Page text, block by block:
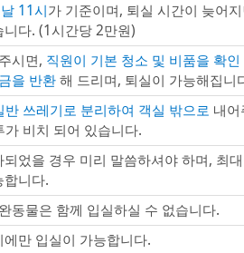
11시가 기준이며, 퇴실 시간이 늦어지
다. (1시간당 2만원)
시면, 직원이 기본 청소 및 비품을 확인
을 반환해 드리며, 퇴실이 가능해집니
쓰레기로 분리하여 객실 밖으로 내어
비치 되어 있습니다.
었을 경우 미리 말씀하셔야 하며, 최
니다.
동물은 함께 입실하실 수 없습니다.
만 입실이 가능합니다.